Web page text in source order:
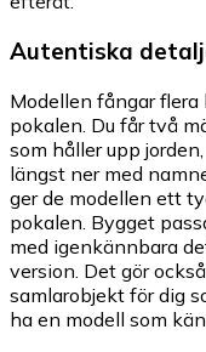
Autentiska
Modellen fångar
pokalen. Du får två
som håller upp
längst ner med
ger de modellen ett
pokalen. Bygget
med igenkännbara
version. Det gör
samlarobjekt för dig
ha en modell som